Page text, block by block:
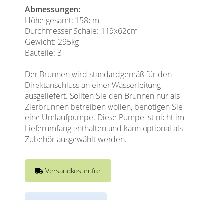
Abmessungen:
Höhe gesamt: 158cm
Durchmesser Schale: 119x62cm
Gewicht: 295kg
Bauteile: 3
Der Brunnen wird standardgemäß für den
Direktanschluss an einer Wasserleitung
ausgeliefert. Sollten Sie den Brunnen nur als
Zierbrunnen betreiben wollen, benötigen Sie
eine Umlaufpumpe. Diese Pumpe ist nicht im
Lieferumfang enthalten und kann optional als
Zubehör ausgewählt werden.
Versandkostenfrei